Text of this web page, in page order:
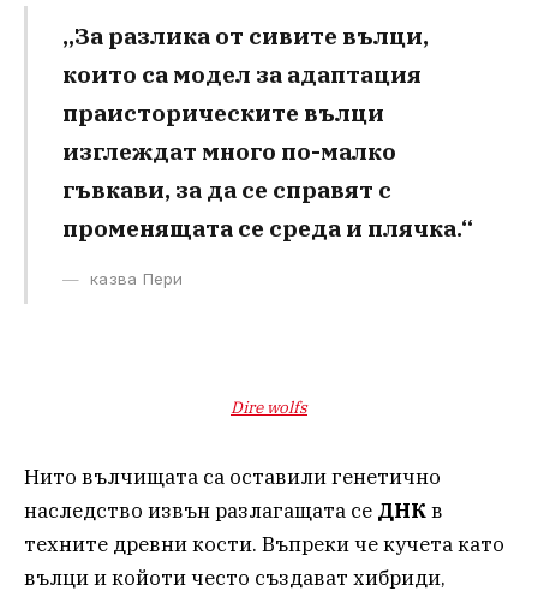
„За разлика от сивите вълци,
които са модел за адаптация
праисторическите вълци
изглеждат много по-малко
гъвкави, за да се справят с
променящата се среда и плячка.“
казва Пери
Dire wolfs
Нито вълчищата са оставили генетично
наследство извън разлагащата се ДНКв
техните древни кости. Въпреки че кучета като
вълци и койоти често създават хибриди,